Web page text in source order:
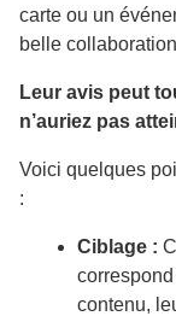
carte ou un
belle
Leur avis peut
n’auriez pas
Voici quelques
:
Ciblage :
contenu,